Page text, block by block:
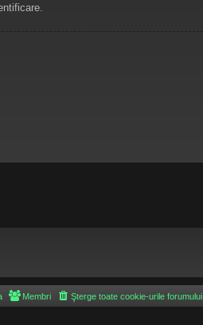
Şterge toate cookie-urile forumului
Membri